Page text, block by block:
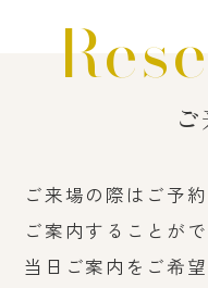
ご来場の際はご予
ご案内することがで
当日ご案内をご希